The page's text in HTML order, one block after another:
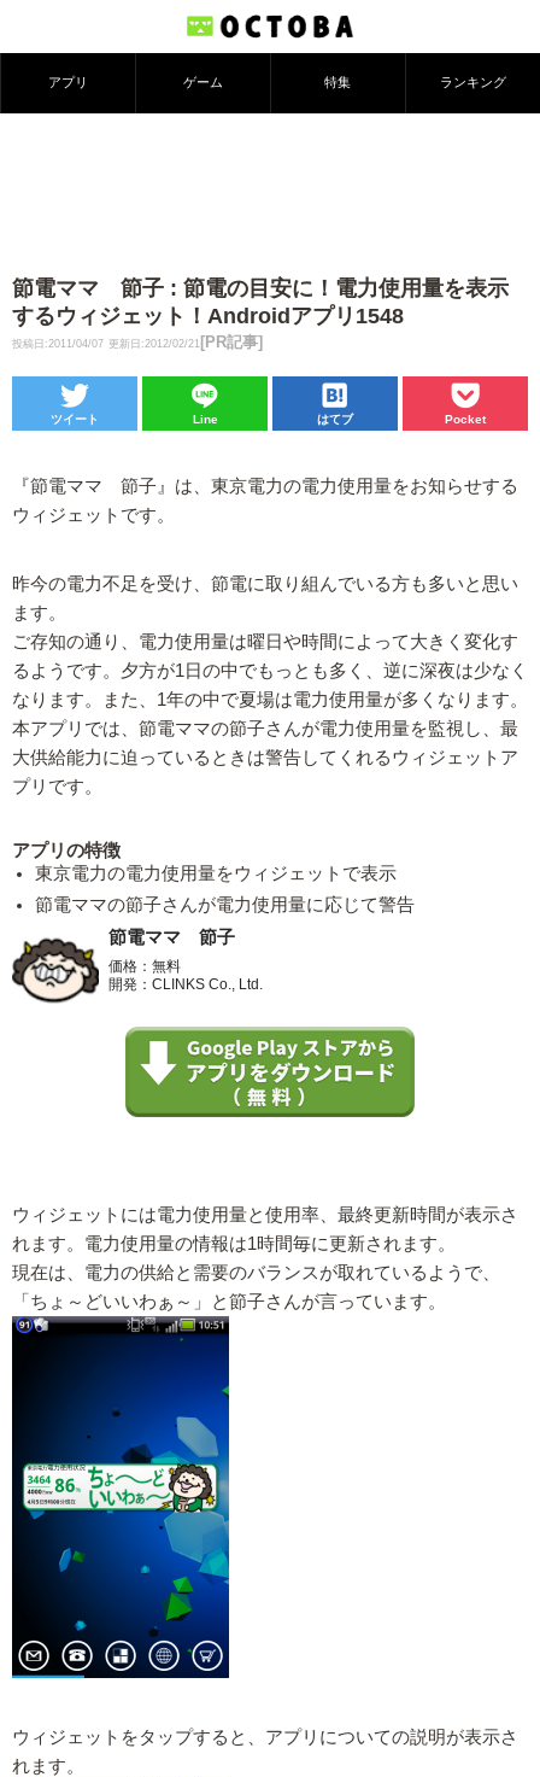
アプリ ゲーム 特集 ランキング
節電ママ 節子 : 節電の目安に！電力使用量を表示
するウィジェット！Androidアプリ1548
投稿日:2011/04/07 更新日:2012/02/21 [PR記事]
ツイート Line はてブ Pocket
『節電ママ 節子』は、東京電力の電力使用量をお知らせする
ウィジェットです。
昨今の電力不足を受け、節電に取り組んでいる方も多いと思い
ます。
ご存知の通り、電力使用量は曜日や時間によって大きく変化す
るようです。夕方が1日の中でもっとも多く、逆に深夜は少なく
なります。また、1年の中で夏場は電力使用量が多くなります。
本アプリでは、節電ママの節子さんが電力使用量を監視し、最
大供給能力に迫っているときは警告してくれるウィジェットア
プリです。
アプリの特徴
東京電力の電力使用量をウィジェットで表示
節電ママの節子さんが電力使用量に応じて警告
節電ママ 節子
価格：無料
開発：CLINKS Co., Ltd.
ウィジェットには電力使用量と使用率、最終更新時間が表示さ
れます。電力使用量の情報は1時間毎に更新されます。
現在は、電力の供給と需要のバランスが取れているようで、
「ちょ～どいいわぁ～」と節子さんが言っています。
ウィジェットをタップすると、アプリについての説明が表示さ
れます。